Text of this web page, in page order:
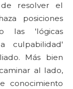
resolver el
posiciones
las 'lógicas
culpabilidad'
Más bien
al lado,
conocimiento